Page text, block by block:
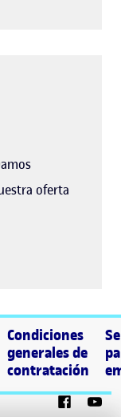
oferta
Condiciones
generales de
contratación